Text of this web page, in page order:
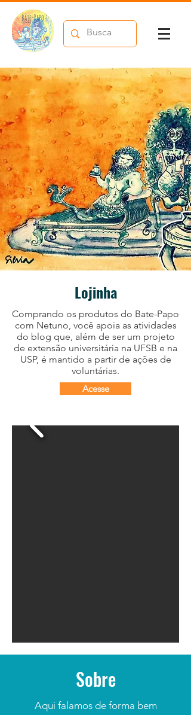
Lojinha
Comprando os produtos do Bate-Papo
com Netuno, você apoia as atividades
do blog que, além de ser um projeto
de extensão universitária na UFSB e na
USP, é mantido a partir de ações de
voluntárias.
Acesse
Sobre
Aqui falamos de forma bem